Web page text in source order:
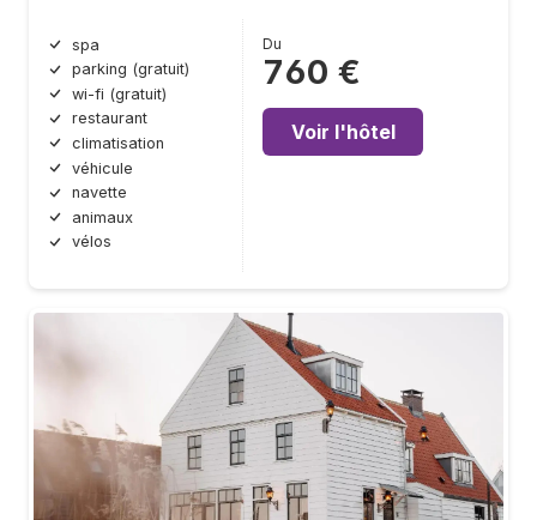
spa
parking (gratuit)
wi-fi (gratuit)
restaurant
climatisation
véhicule
navette
animaux
vélos
Du
760 €
Voir l'hôtel